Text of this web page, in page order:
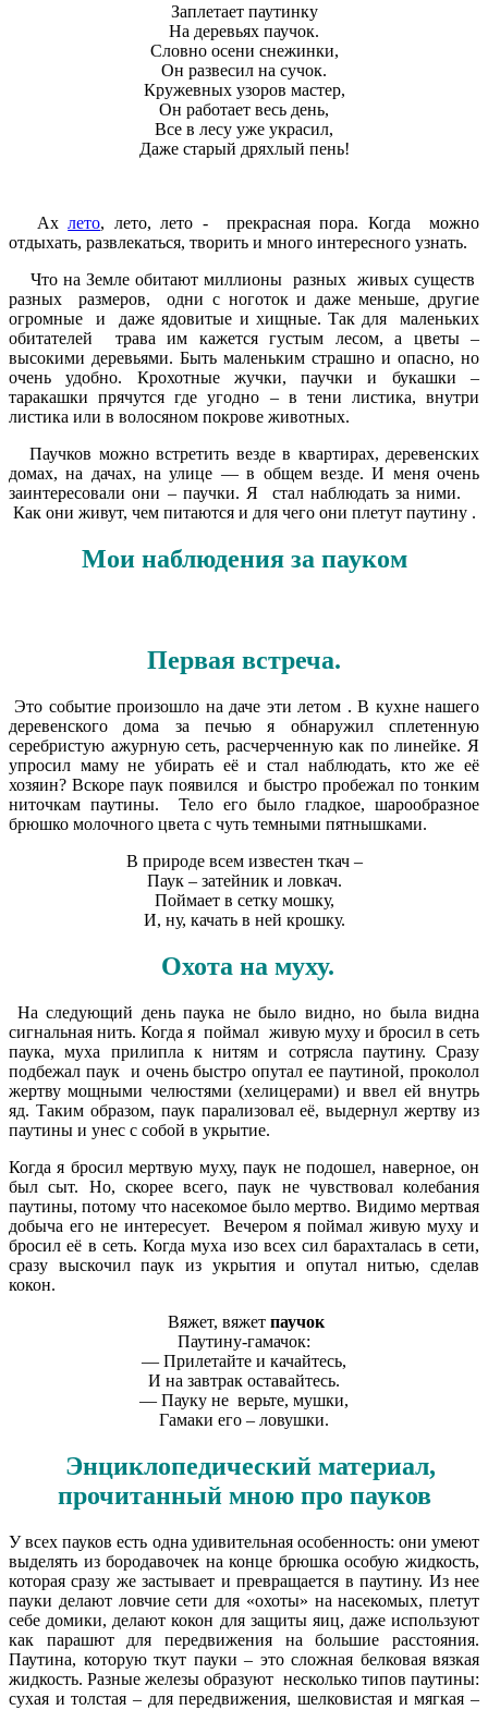
Заплетает паутинку
На деревьях паучок.
Словно осени снежинки,
Он развесил на сучок.
Кружевных узоров мастер,
Он работает весь день,
Все в лесу уже украсил,
Даже старый дряхлый пень!
Ахлето, лето, лето - прекрасная пора. Когда можно
отдыхать, развлекаться, творить и много интересного узнать.
Что на Земле обитают миллионы разных живых существ
разных размеров, одни с ноготок и даже меньше, другие
огромные и даже ядовитые и хищные. Так для маленьких
обитателей трава им кажется густым лесом, а цветы –
высокими деревьями. Быть маленьким страшно и опасно, но
очень удобно. Крохотные жучки, паучки и букашки –
таракашки прячутся где угодно – в тени листика, внутри
листика или в волосяном покрове животных.
Паучков можно встретить везде в квартирах, деревенских
домах, на дачах, на улице — в общем везде. И меня очень
заинтересовали они – паучки. Я стал наблюдать за ними.
Как они живут, чем питаются и для чего они плетут паутину .
Мои наблюдения за пауком
Первая встреча.
Это событие произошло на даче эти летом . В кухне нашего
деревенского дома за печью я обнаружил сплетенную
серебристую ажурную сеть, расчерченную как по линейке. Я
упросил маму не убирать её и стал наблюдать, кто же её
хозяин? Вскоре паук появился и быстро пробежал по тонким
ниточкам паутины. Тело его было гладкое, шарообразное
брюшко молочного цвета с чуть темными пятнышками.
В природе всем известен ткач –
Паук – затейник и ловкач.
Поймает в сетку мошку,
И, ну, качать в ней крошку.
Охота на муху.
На следующий день паука не было видно, но была видна
сигнальная нить. Когда я поймал живую муху и бросил в сеть
паука, муха прилипла к нитям и сотрясла паутину. Сразу
подбежал паук и очень быстро опутал ее паутиной, проколол
жертву мощными челюстями (хелицерами) и ввел ей внутрь
яд. Таким образом, паук парализовал её, выдернул жертву из
паутины и унес с собой в укрытие.
Когда я бросил мертвую муху, паук не подошел, наверное, он
был сыт. Но, скорее всего, паук не чувствовал колебания
паутины, потому что насекомое было мертво. Видимо мертвая
добыча его не интересует. Вечером я поймал живую муху и
бросил её в сеть. Когда муха изо всех сил барахталась в сети,
сразу выскочил паук из укрытия и опутал нитью, сделав
кокон.
Вяжет, вяжет паучок
Паутину-гамачок:
— Прилетайте и качайтесь,
И на завтрак оставайтесь.
— Пауку не верьте, мушки,
Гамаки его – ловушки.
Энциклопедический материал,
прочитанный мною про пауков
У всех пауков есть одна удивительная особенность: они умеют
выделять из бородавочек на конце брюшка особую жидкость,
которая сразу же застывает и превращается в паутину. Из нее
пауки делают ловчие сети для «охоты» на насекомых, плетут
себе домики, делают кокон для защиты яиц, даже используют
как парашют для передвижения на большие расстояния.
Паутина, которую ткут пауки – это сложная белковая вязкая
жидкость. Разные железы образуют несколько типов паутины:
сухая и толстая – для передвижения, шелковистая и мягкая –